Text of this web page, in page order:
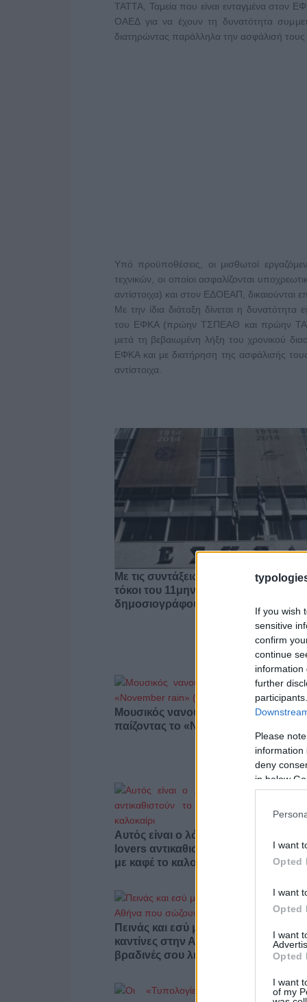
If you wish
sensitive
confirm
continue
information
further
Please
information
deny
in below
I want
Opted
I want
Opted
I want
Opted
I want
of my
ΤΑΤΤΑ, Ταμεία που είναι ενταγμένα στον
ΟΑΕΔ για να έχουν τη δυνατότητα
διατηρώντας παράλληλα την ασφάλισή
Υπό προϋποθέσεις, οι μισθωτοί
τεχνικών, οι οποίοι ασφαλίζονται
αντίστοιχα) και στον ΕΔΟΕΑΠ, δικαιούνται
Με την ίδια διάταξη δίνεται η
του ΕΦΚΑ (πρώην ΤΣΠΕΑΘ και πρώην
μετά τη βεβαιωμένη λήξη του χρονικού
ΕΦΚΑ και με διατήρηση της ασφάλισής
αντίστοιχα.
Με τις συντάξεις Σεπτεμβρίου δώρα
τόκοι του 11μηνου 2015-16 σε 35
δημοσιογράφους
Μουσικός νανουρίζει λιοντάρια
παίζοντας το «November rain»
Αυτός είναι ο λόγος που οι beauty
lovers αντικαθιστούν το μαύρο
με καφέ το καλοκαίρι
Πεινάς και εσύ μετά το ξενύχτι; 5
καντίνες στην Αθήνα που σώζουν τις
βραδινές σου λιγούρες